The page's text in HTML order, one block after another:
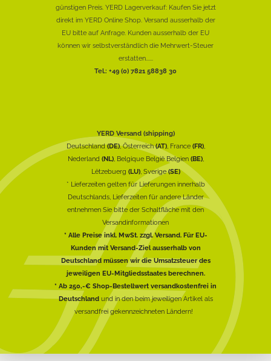
günstigen Preis. YERD Lagerverkauf: Kaufen Sie jetzt
direkt im YERD Online Shop. Versand ausserhalb der
EU bitte auf Anfrage. Kunden ausserhalb der EU
können wir selbstverständlich die Mehrwert-Steuer
erstatten......
Tel.: +49 (0) 7821 58838 30
YERD Versand (shipping)
Deutschland(DE), Österreich(AT), France (FR),
Nederland (NL), Belgique België Belgien (BE),
Lëtzebuerg (LU), Sverige(SE)
* Lieferzeiten gelten für Lieferungen innerhalb
Deutschlands, Lieferzeiten für andere Länder
entnehmen Sie bitte der Schaltfläche mit den
Versandinformationen
* Alle Preise inkl. MwSt. zzgl. Versand. Für EU-
Kunden mit Versand-Ziel ausserhalb von
Deutschland müssen wir die Umsatzsteuer des
jeweiligen EU-Mitgliedsstaates berechnen.
* Ab 250,-€ Shop-Bestellwert versandkostenfrei in
Deutschlandund in den beim jeweiligen Artikel als
versandfrei gekennzeichneten Ländern!